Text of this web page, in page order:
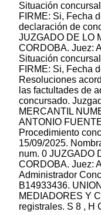
Situación
FIRME: Si, Fecha
declaración de
JUZGADO DE LO
CORDOBA. Juez:
Situación
FIRME: Si, Fecha
Resoluciones
las factultades de
concursado.
MERCANTIL
ANTONIO
Procedimiento
15/09/2025.
num. 0 JUZGADO
CORDOBA. Juez:
Administrador
B14933436.
MEDIADORES Y
registrales. S 8 , H